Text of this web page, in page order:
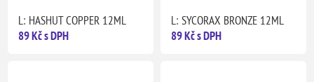
L: HASHUT COPPER 12ML
89 Kč s DPH
L: SYCORAX BRONZE 12ML
89 Kč s DPH